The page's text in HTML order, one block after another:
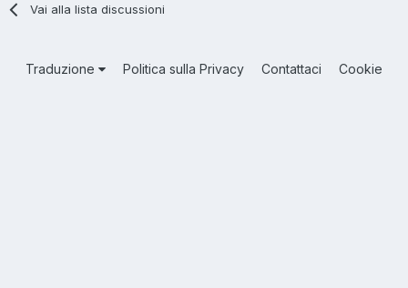
Vai alla lista discussioni
Traduzione Politica sulla Privacy Contattaci Cookie